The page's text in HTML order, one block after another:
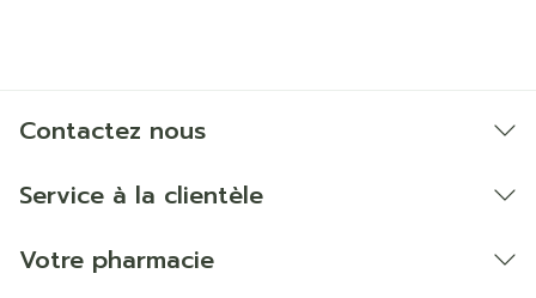
Contactez nous
Service à la clientèle
Votre pharmacie